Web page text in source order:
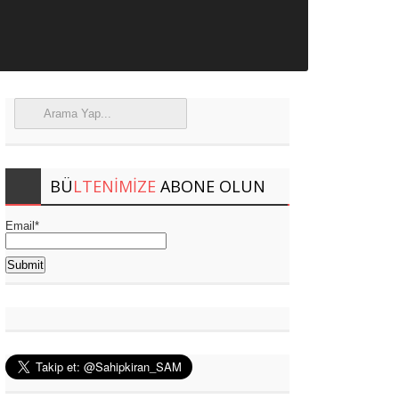
BÜLTENIMIZEABONE OLUN
Email*